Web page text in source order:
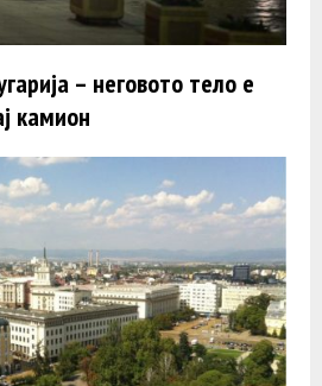
– неговото тело е
камион